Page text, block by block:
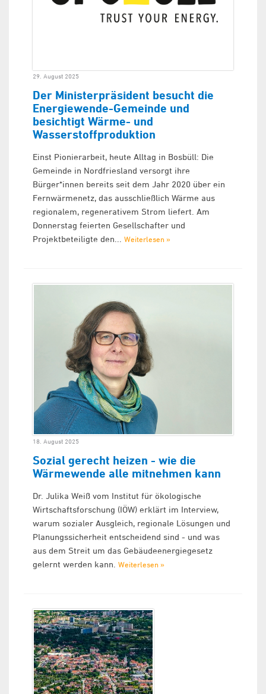
29. August 2025
Der Ministerpräsident besucht die
Energiewende-Gemeinde und
besichtigt Wärme- und
Wasserstoffproduktion
Einst Pionierarbeit, heute Alltag in Bosbüll: Die
Gemeinde in Nordfriesland versorgt ihre
Bürger*innen bereits seit dem Jahr 2020 über ein
Fernwärmenetz, das ausschließlich Wärme aus
regionalem, regenerativem Strom liefert. Am
Donnerstag feierten Gesellschafter und
Projektbeteiligte den... Weiterlesen »
18. August 2025
Sozial gerecht heizen - wie die
Wärmewende alle mitnehmen kann
Dr. Julika Weiß vom Institut für ökologische
Wirtschaftsforschung (IÖW) erklärt im Interview,
warum sozialer Ausgleich, regionale Lösungen und
Planungssicherheit entscheidend sind - und was
aus dem Streit um das Gebäudeenergiegesetz
gelernt werden kann. Weiterlesen »